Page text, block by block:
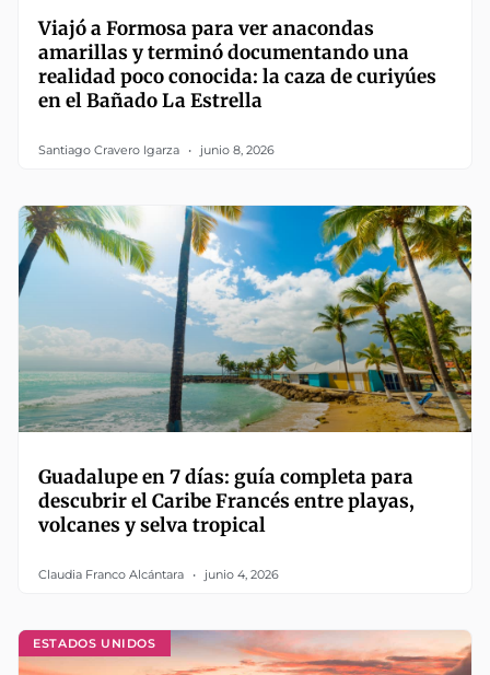
Viajó a Formosa para ver anacondas
amarillas y terminó documentando una
realidad poco conocida: la caza de curiyúes
en el Bañado La Estrella
Santiago Cravero Igarza junio 8, 2026
Guadalupe en 7 días: guía completa para
descubrir el Caribe Francés entre playas,
volcanes y selva tropical
Claudia Franco Alcántara junio 4, 2026
ESTADOS UNIDOS